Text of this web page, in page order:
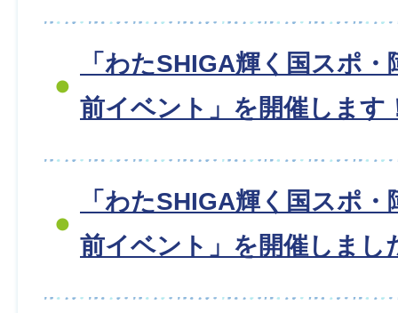
「わたSHIGA輝く国スポ
前イベント」を開催します
「わたSHIGA輝く国スポ
前イベント」を開催しまし